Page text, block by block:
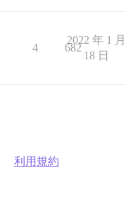
4 682
2022 年 1 月
18 日
利用規約